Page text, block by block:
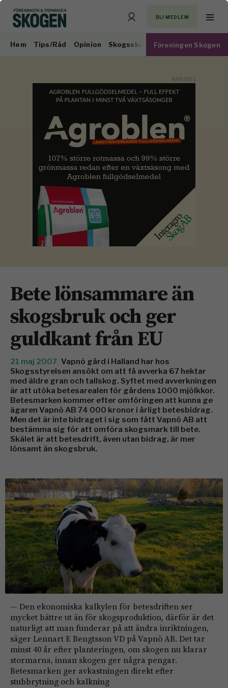
BLI MEDLEM
Hem Tips/Råd Opinion Skogsskötsel Virkesmarknad
Föreningen Skogen
Bete lönsammare än
skogsbruk och ger
guldkant från EU
21 maj 2007 Vapnö gård i Halland har hos
Skogsstyrelsen ansökt om att få avverka 67 hektar
med äldre gran och tallskog. Syftet med avverkningen
är att utöka betesarealen för gårdens 1000 mjölkkor.
Betesmarken kommer efter omföringen att kunna ge
ägaren Vapnö AB 74 000 kronor i årligt betesbidrag.
Men det är inte bidraget i sig som fått Vapnö AB att
bestämma sig för att omföra skogsmark till bete.
Skälet är att betesdrift, även utan bidrag, är mer
lönsamt än skogsbruk.
— Den ekonomiska kalkylen för betesdriften ser
mycket bättre ut än för skogsproduktion, därför är det
naturligt att man funderar på att ändra inriktningen,
säger Lennart E Bengtsson VD på Vapnö AB. Det tar
minst 40 år efter planteringen, om skogen nu klarar
stormarna, innan skogen ger några pengar.
Betesmarken ger avkastningen direkt efter
stubbrytning och kalkning